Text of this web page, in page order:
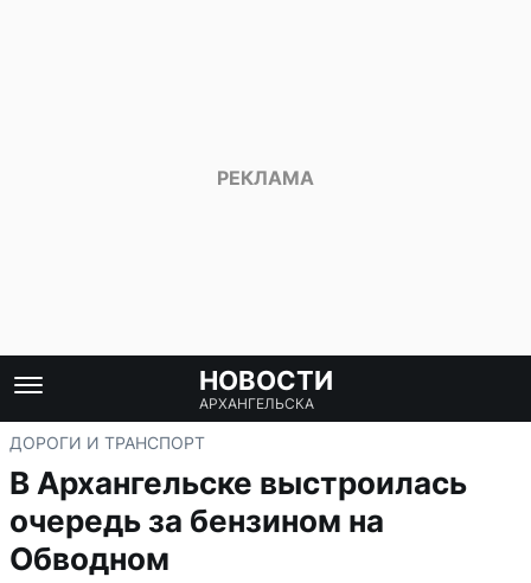
НОВОСТИ
АРХАНГЕЛЬСКА
ДОРОГИ И ТРАНСПОРТ
В Архангельске выстроилась
очередь за бензином на
Обводном